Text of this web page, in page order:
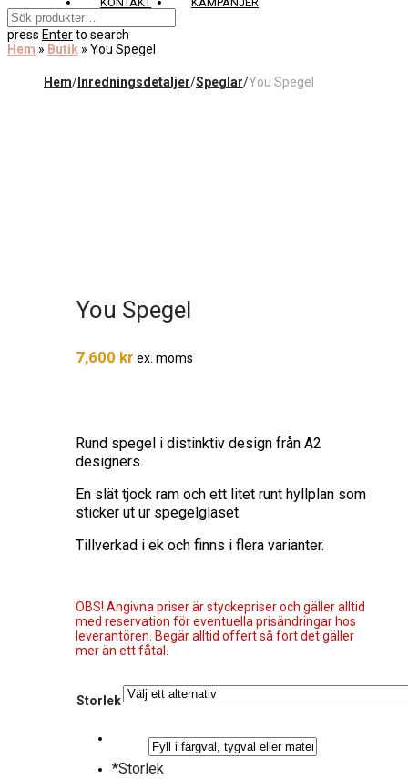
press Enterto search
Hem » Butik » You Spegel
Hem/ Inredningsdetaljer/Speglar/You Spegel
You Spegel
7,600 kr ex. moms
Rund spegel i distinktiv design från A2
designers.
En slät tjock ram och ett litet runt hyllplan som
sticker ut ur spegelglaset.
Tillverkad i ek och finns i flera varianter.
OBS! Angivna priser är styckepriser och gäller alltid
med reservation för eventuella prisändringar hos
leverantören. Begär alltid offert så fort det gäller
mer än ett fåtal.
Storlek
*Storlek